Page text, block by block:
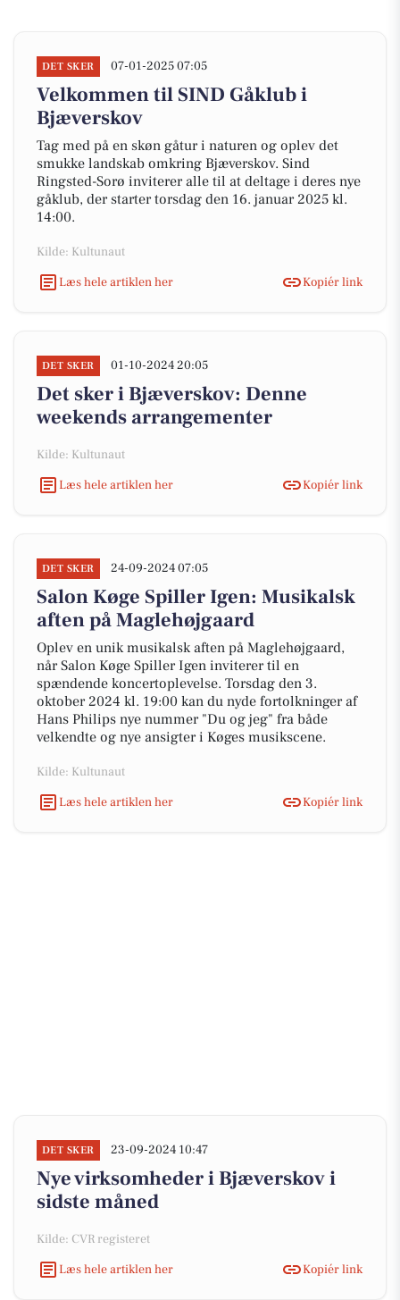
DET SKER 07-01-2025 07:05
Velkommen til SIND Gåklub i
Bjæverskov
Tag med på en skøn gåtur i naturen og oplev det
smukke landskab omkring Bjæverskov. Sind
Ringsted-Sorø inviterer alle til at deltage i deres nye
gåklub, der starter torsdag den 16. januar 2025 kl.
14:00.
Kilde: Kultunaut
Læs hele artiklen her
Kopiér link
DET SKER 01-10-2024 20:05
Det sker i Bjæverskov: Denne
weekends arrangementer
Kilde: Kultunaut
Læs hele artiklen her
Kopiér link
DET SKER 24-09-2024 07:05
Salon Køge Spiller Igen: Musikalsk
aften på Maglehøjgaard
Oplev en unik musikalsk aften på Maglehøjgaard,
når Salon Køge Spiller Igen inviterer til en
spændende koncertoplevelse. Torsdag den 3.
oktober 2024 kl. 19:00 kan du nyde fortolkninger af
Hans Philips nye nummer "Du og jeg" fra både
velkendte og nye ansigter i Køges musikscene.
Kilde: Kultunaut
Læs hele artiklen her
Kopiér link
DET SKER 23-09-2024 10:47
Nye virksomheder i Bjæverskov i
sidste måned
Kilde: CVR registeret
Læs hele artiklen her
Kopiér link